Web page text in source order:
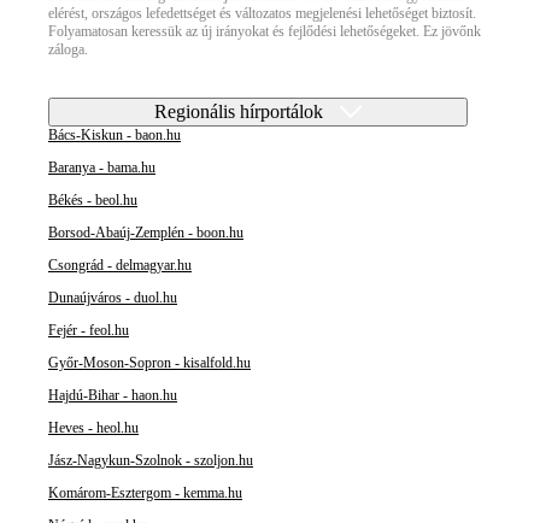
elérést, országos lefedettséget és változatos megjelenési lehetőséget biztosít.
Folyamatosan keressük az új irányokat és fejlődési lehetőségeket. Ez jövőnk
záloga.
Regionális hírportálok
Bács-Kiskun - baon.hu
Baranya - bama.hu
Békés - beol.hu
Borsod-Abaúj-Zemplén - boon.hu
Csongrád - delmagyar.hu
Dunaújváros - duol.hu
Fejér - feol.hu
Győr-Moson-Sopron - kisalfold.hu
Hajdú-Bihar - haon.hu
Heves - heol.hu
Jász-Nagykun-Szolnok - szoljon.hu
Komárom-Esztergom - kemma.hu